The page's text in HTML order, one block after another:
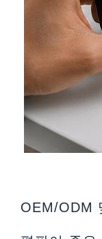
OEM/ODM